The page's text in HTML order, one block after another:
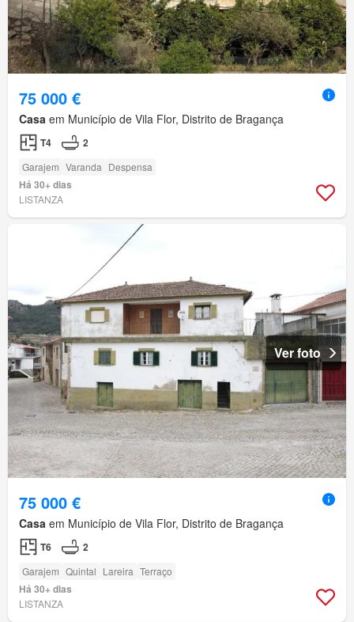
75 000 €
Casa em Município de Vila Flor, Distrito de Bragança
T4 2
Garajem Varanda Despensa
Há 30+ dias
LISTANZA
Ver foto
75 000 €
Casa em Município de Vila Flor, Distrito de Bragança
T6 2
Garajem Quintal Lareira Terraço
Há 30+ dias
LISTANZA